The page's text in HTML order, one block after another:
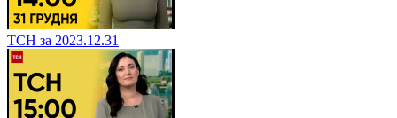
ТСН за 2023.12.31